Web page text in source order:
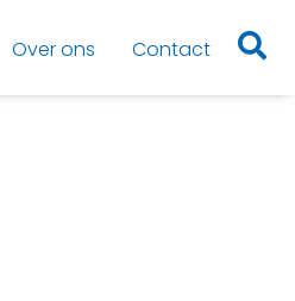
Over ons Contact